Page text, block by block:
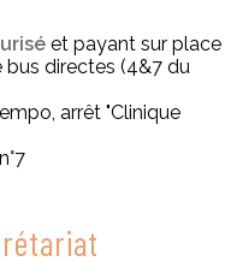
et payant sur place
bus directes (4&7 du
arrêt "Clinique